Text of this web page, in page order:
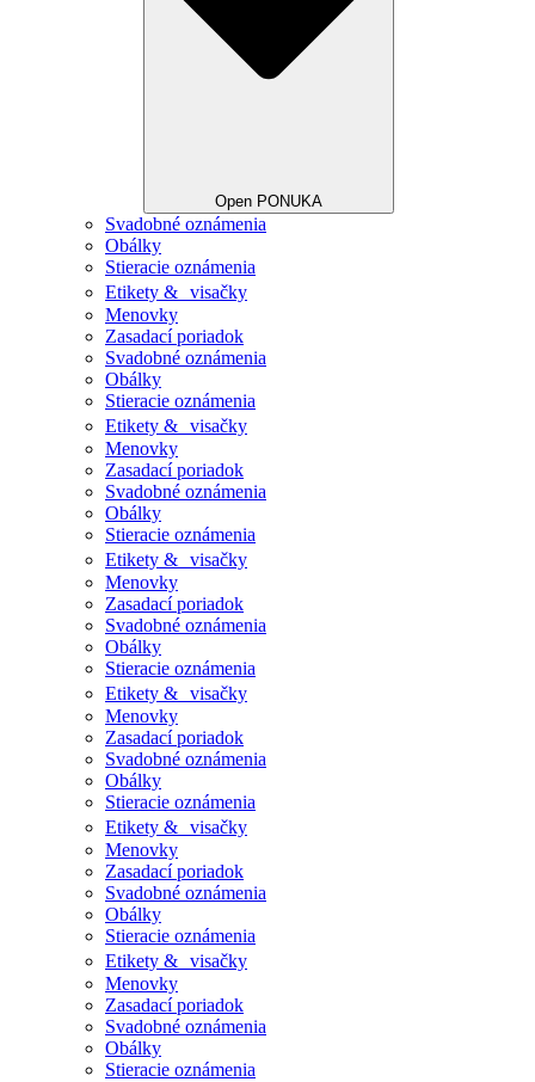
Open PONUKA
Svadobné oznámenia
Obálky
Stieracie oznámenia
Etikety & visačky
Menovky
Zasadací poriadok
Svadobné oznámenia
Obálky
Stieracie oznámenia
Etikety & visačky
Menovky
Zasadací poriadok
Svadobné oznámenia
Obálky
Stieracie oznámenia
Etikety & visačky
Menovky
Zasadací poriadok
Svadobné oznámenia
Obálky
Stieracie oznámenia
Etikety & visačky
Menovky
Zasadací poriadok
Svadobné oznámenia
Obálky
Stieracie oznámenia
Etikety & visačky
Menovky
Zasadací poriadok
Svadobné oznámenia
Obálky
Stieracie oznámenia
Etikety & visačky
Menovky
Zasadací poriadok
Svadobné oznámenia
Obálky
Stieracie oznámenia